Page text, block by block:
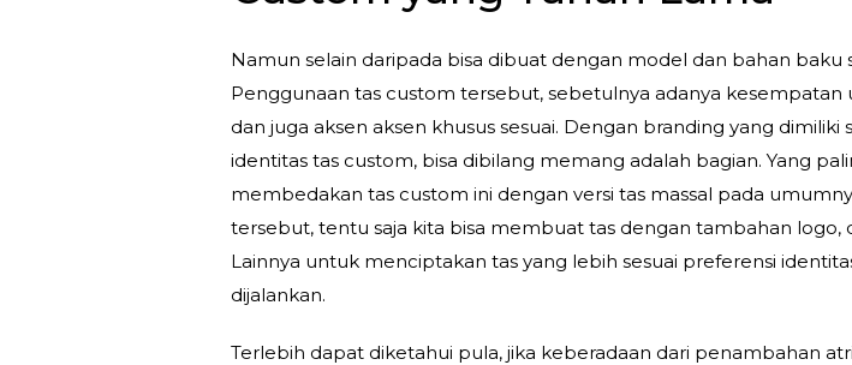
Namun selain daripada bisa dibuat dengan model dan bahan baku
Penggunaan tas custom tersebut, sebetulnya adanya
dan juga aksen aksen khusus sesuai. Dengan branding yang
identitas tas custom, bisa dibilang memang adalah bagian. Yang
membedakan tas custom ini dengan versi tas massal pada
tersebut, tentu saja kita bisa membuat tas dengan tambahan logo,
Lainnya untuk menciptakan tas yang lebih sesuai preferensi
dijalankan.
Terlebih dapat diketahui pula, jika keberadaan dari penambahan